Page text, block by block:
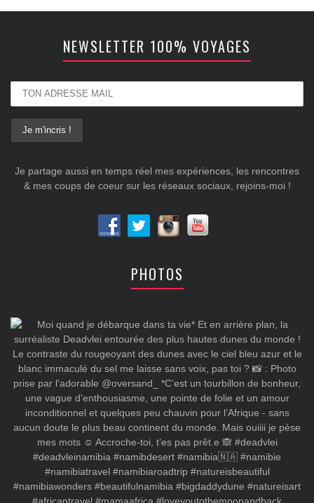
NEWSLETTER 100% VOYAGES
Je partage aussi en temps réel mes expériences, les rencontres
& mes coups de coeur sur les réseaux sociaux, rejoins-moi !
PHOTOS